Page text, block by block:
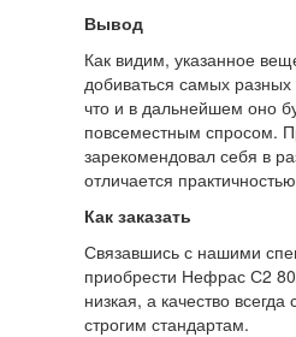
Вывод
Как видим, указанное
добиваться самых
что и в дальнейшем оно
повсеместным спросом.
зарекомендовал себя в
отличается
Как заказать
Связавшись с нашими
приобрести Нефрас С2
низкая, а качество
строгим стандартам.